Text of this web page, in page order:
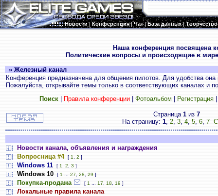
Новости|Конференция|Чат|База данных|Творчество
Наша конференция посвящена
Политические вопросы и происходящие в
» Железный канал
Конференция предназначена для общения пилотов. Для удобства
Пожалуйста, открывайте темы только в соответствующих каналах и
Поиск| Правила конференции| Фотоальбом Регистрация
Страница 1 из 7
На страницу: 1, 2, 3, 4, 5, 6, 7
Новости канала, объявления и награждения
Вопросница #4
[ 1 2 ]
Windows 11 [ 1 2 3 ]
Windows 10 [ 1 27 28 29 ]
Покупка-продажа [ 1 17 18 19 ]
Локальные правила канала